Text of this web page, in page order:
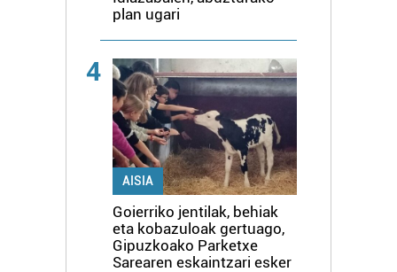
plan ugari
4
AISIA
Goierriko jentilak, behiak
eta kobazuloak gertuago,
Gipuzkoako Parketxe
Sarearen eskaintzari esker